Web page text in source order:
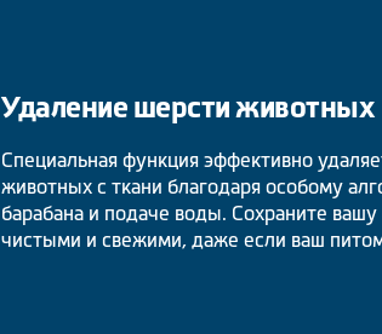
Удаление шерсти животных
Специальная функция эффективно
животных с ткани благодаря особому
барабана и подаче воды. Сохраните
чистыми и свежими, даже если ваш